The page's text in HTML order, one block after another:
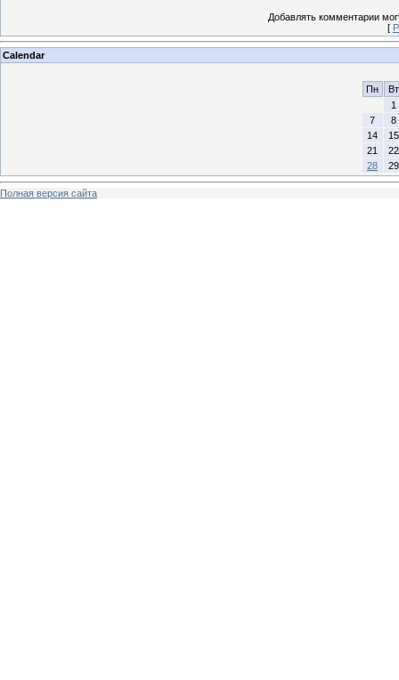
Добавлять комментарии
[
Calendar
Пн
Вт
1
7
8
14
15
21
22
28
29
Полная версия сайта